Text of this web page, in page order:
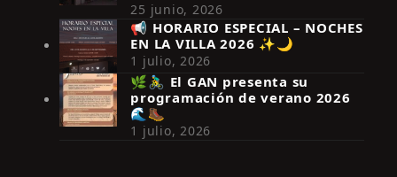
Síguenos en Instagram
25 junio, 2026
📢 HORARIO ESPECIAL – NOCHES
EN LA VILLA 2026 ✨🌙
1 julio, 2026
🌿🚴‍♂️ El GAN presenta su
programación de verano 2026
🌊🥾
1 julio, 2026